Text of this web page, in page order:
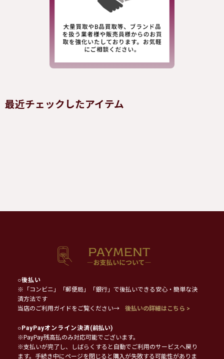
最近チェックしたアイテム
○後払い
※「コンビニ」「郵便局」「銀行」で後払いできる安心・簡単な決
済方法です
当店のご利用ガイドをご覧ください→
後払いの詳細はこちら >
○PayPayオンライン決済(前払い)
※PayPay残高払のみ対応可能でございます。
※支払いが完了し、しばらくすると自動でご利用のサービスへ戻り
ます。手続き中にページを閉じると購入が失敗する可能性がありま